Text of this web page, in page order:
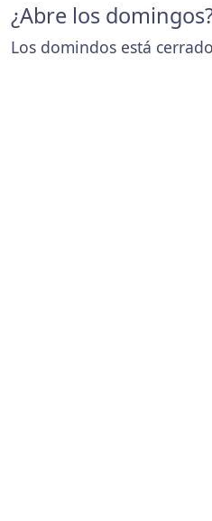
¿Abre los
Los domindos está cerrado